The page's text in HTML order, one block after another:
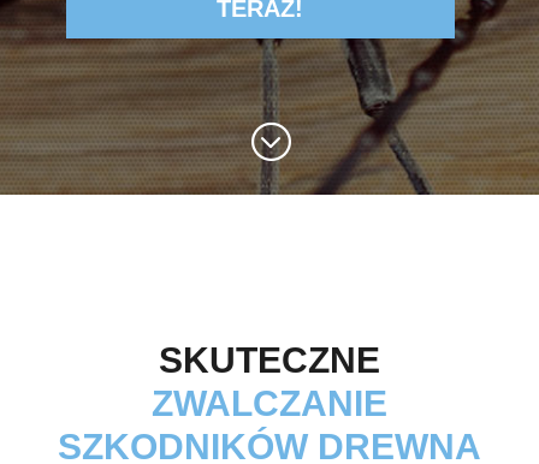
TERAZ!
;
SKUTECZNE
ZWALCZANIE
SZKODNIKÓW DREWNA